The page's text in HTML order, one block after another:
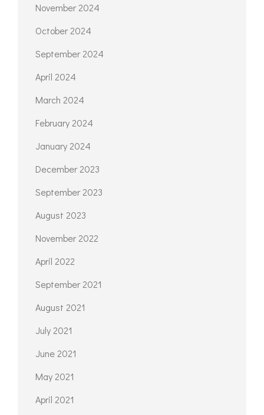
November 2024
October 2024
September 2024
April 2024
March 2024
February 2024
January 2024
December 2023
September 2023
August 2023
November 2022
April 2022
September 2021
August 2021
July 2021
June 2021
May 2021
April 2021